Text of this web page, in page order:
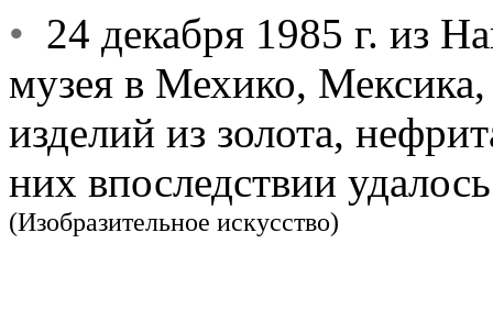
• 24 декабря 1985 г. из
музея в Мехико,
изделий из золота,
них впоследствии
(Изобразительное искусство)